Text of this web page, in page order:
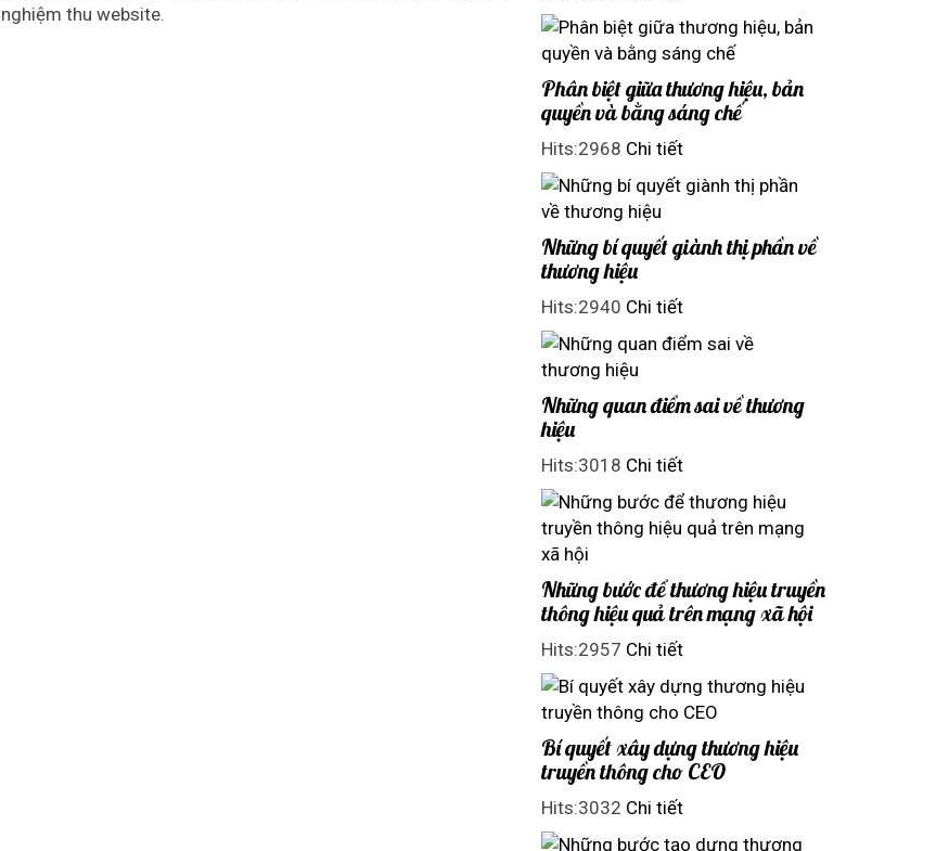
thu website.
Phân biệt giữa thương hiệu, bản
quyền và bằng sáng chế
Hits:2968 Chi tiết
Những bí quyết giành thị phần về
thương hiệu
Hits:2940 Chi tiết
Những quan điểm sai về thương
hiệu
Hits:3018 Chi tiết
Những bước để thương hiệu truyền
thông hiệu quả trên mạng xã hội
Hits:2957 Chi tiết
Bí quyết xây dựng thương hiệu
truyền thông cho CEO
Hits:3032 Chi tiết